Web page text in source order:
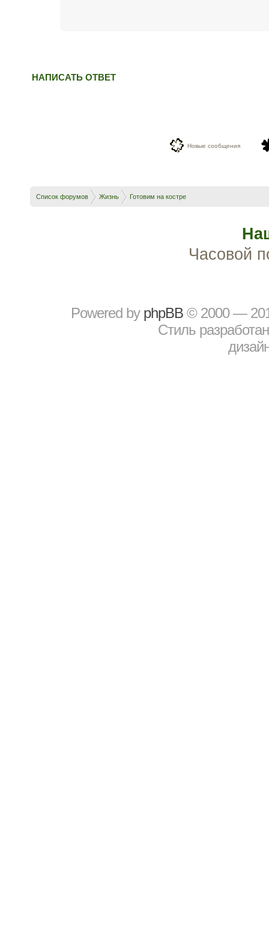
НАПИСАТЬ ОТВЕТ
Новые сообщения
Список форумов Жизнь Готовим на костре
Часовой
Powered by рhрBВ © 2000 —
Стиль